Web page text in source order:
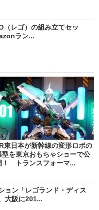
（レゴ）の組み立てセッ
ラン...
東日本が新幹線の変形ロボの
型を東京おもちゃショーで公
！ トランスフォーマ...
ョン「レゴランド・ディス
大阪に201...